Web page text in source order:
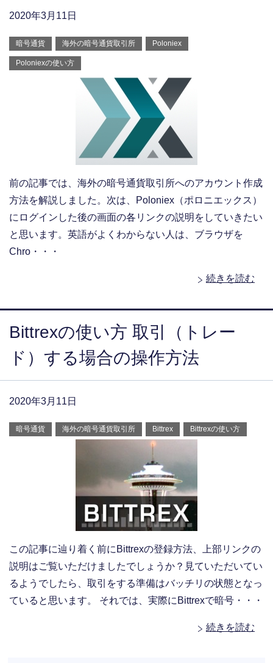
2020年3月11日
暗号通貨 海外の暗号通貨取引所 Poloniex
Poloniexの使い方
前の記事では、海外の暗号通貨取引所へのアカウント作成
方法を解説しました。次は、Poloniex（ポロニエックス）
にログインした後の画面の各リンクの説明をしていきたい
と思います。英語がよくわからない人は、ブラウザを
Chro・・・
続きを読む
Bittrexの使い方 取引（トレー
ド）する場合の操作方法
2020年3月11日
暗号通貨 海外の暗号通貨取引所 Bittrex Bittrexの使い方
この記事に辿り着く前にBittrexの登録方法、上部リンクの
説明はご覧いただけましたでしょうか？見ていただいてい
るようでしたら、取引をする準備はバッチリの状態となっ
ていると思います。 それでは、実際にBittrexで暗号・・・
続きを読む